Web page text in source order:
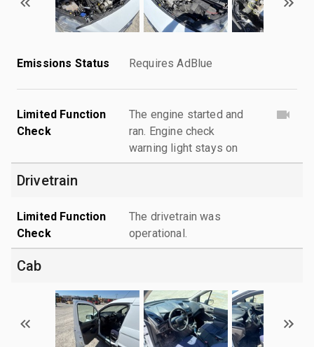
Emissions Status Requires AdBlue
Limited Function
Check
The engine started and
ran. Engine check
warning light stays on
Drivetrain
Limited Function
Check
The drivetrain was
operational.
Cab